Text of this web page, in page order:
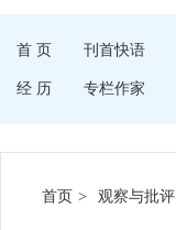
首 页 刊首快语
经 历 专栏作家
首页 > 观察与批评